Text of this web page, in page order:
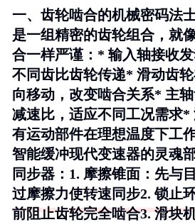
一、齿轮啮合的机械密码法
是一组精密的齿轮组合，就
合一样严谨：* 输入轴接收
不同齿比齿轮传递* 滑动齿轮
向移动，改变啮合关系* 主
减速比，适应不同工况需求*
有运动部件在理想温度下工
智能缓冲现代变速器的灵魂
同步器：1. 摩擦锥面 ：先与
过摩擦力使转速同步2.锁止
前阻止齿轮完全啮合3.滑块